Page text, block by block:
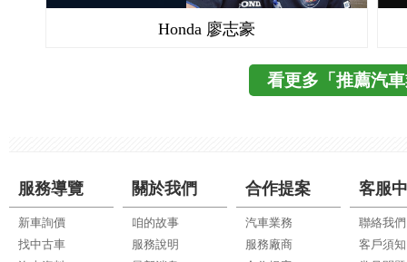
Honda 廖志豪
看更多「推薦汽
服務導覽
新車詢價
找中古車
關於我們
咱的故事
服務說明
合作提案
汽車業務
服務廠商
客服
聯絡我們
客戶須知